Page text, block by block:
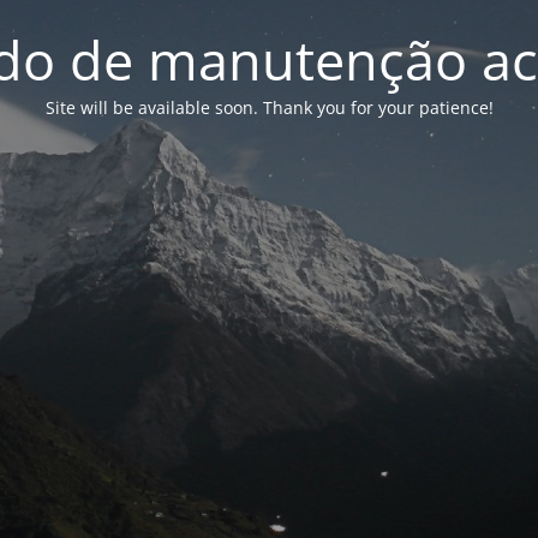
de manutenção
Site will be available soon. Thank you for your patience!